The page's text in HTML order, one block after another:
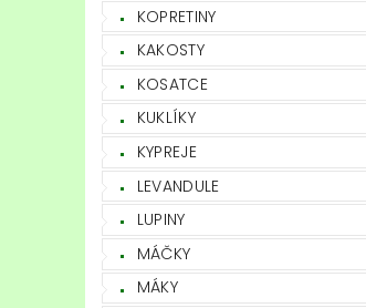
KOPRETINY
KAKOSTY
KOSATCE
KUKLÍKY
KYPREJE
LEVANDULE
LUPINY
MÁČKY
MÁKY